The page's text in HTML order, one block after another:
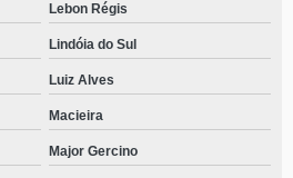
Lebon Régis
Lindóia do Sul
Luiz Alves
Macieira
Major Gercino